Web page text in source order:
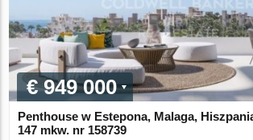
€ 949 000
Penthouse w Estepona, Malaga,
147 mkw. nr 158739